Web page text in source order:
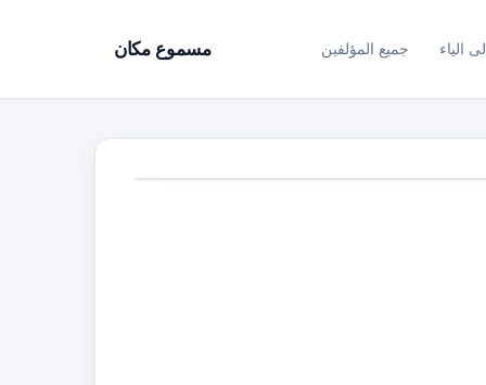
مسموع مكان جميع المؤلفين الياء